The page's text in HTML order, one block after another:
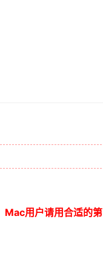
Mac用户请用合适的第